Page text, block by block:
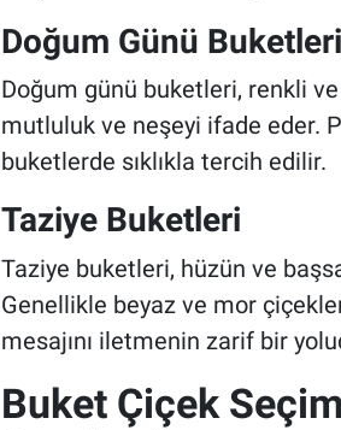
Doğum Günü Buketleri
Doğum günü buketleri, renkli
mutluluk ve neşeyi ifade eder.
buketlerde sıklıkla tercih edilir.
Taziye Buketleri
Taziye buketleri, hüzün ve
Genellikle beyaz ve mor
mesajını iletmenin zarif bir
Buket Çiçek